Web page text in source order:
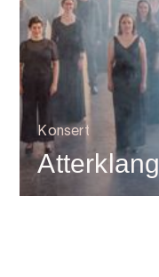
Konsert
Atterklang